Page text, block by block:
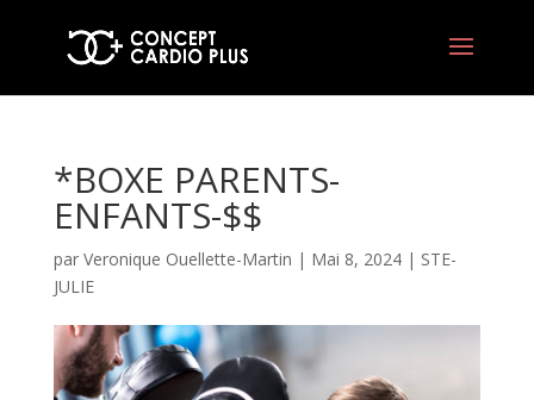
*BOXE PARENTS-
ENFANTS-$$
par Veronique Ouellette-Martin | Mai 8, 2024| STE-
JULIE